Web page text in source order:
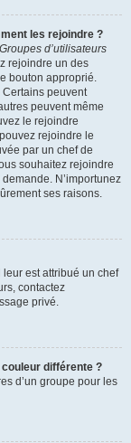
les rejoindre ?
Groupes d’utilisateurs
rejoindre un des
bouton approprié.
Certains peuvent
peuvent même
le rejoindre
rejoindre le
par un chef de
souhaitez rejoindre
N’importunez
ses raisons.
leur est attribué un chef
contactez
privé.
différente ?
d’un groupe pour les